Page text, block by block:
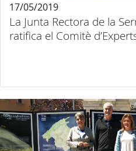
La Junta Rectora de la
ratifica el Comitè
17/05/2019